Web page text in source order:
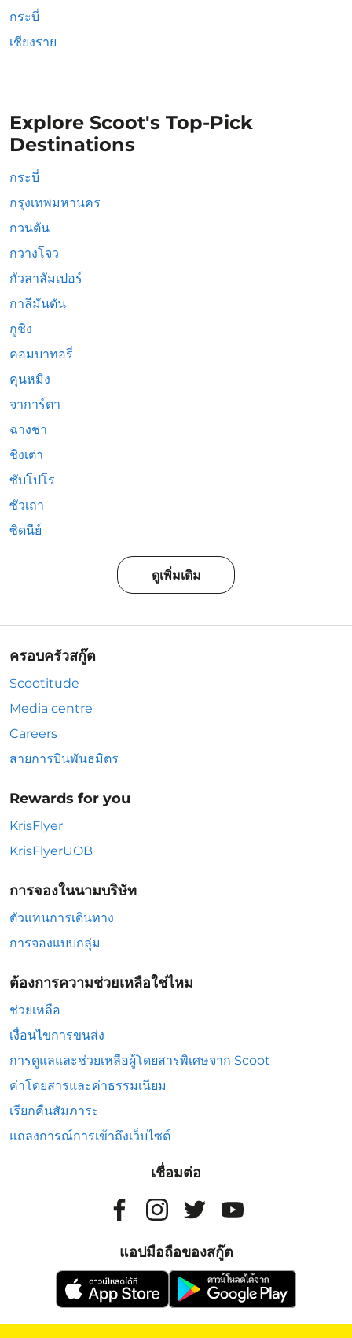
กระบี่
เชียงราย
Explore Scoot's Top-Pick
Destinations
กระบี่
กรุงเทพมหานคร
กวนตัน
กวางโจว
กัวลาลัมเปอร์
กาลีมันตัน
กูชิง
คอมบาทอรี่
คุนหมิง
จาการ์ตา
ฉางชา
ชิงเต่า
ซับโปโร
ซัวเถา
ซิดนีย์
ดูเพิ่มเติม
ครอบครัวสกู๊ต
Scootitude
Media centre
Careers
สายการบินพันธมิตร
Rewards for you
KrisFlyer
KrisFlyerUOB
การจองในนามบริษัท
ตัวแทนการเดินทาง
การจองแบบกลุ่ม
ต้องการความช่วยเหลือใช่ไหม
ช่วยเหลือ
เงื่อนไขการขนส่ง
การดูแลและช่วยเหลือผู้โดยสารพิเศษจาก Scoot
ค่าโดยสารและค่าธรรมเนียม
เรียกคืนสัมภาระ
แถลงการณ์การเข้าถึงเว็บไซต์
เชื่อมต่อ
แอปมือถือของสกู๊ต